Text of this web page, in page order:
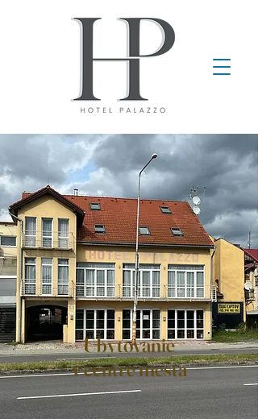
Ubytovanie
v centre mesta